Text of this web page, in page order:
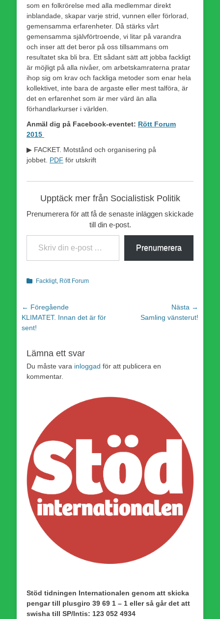
som en folkrörelse med alla medlemmar direkt
inblandade, skapar varje strid, vunnen eller förlorad,
gemensamma erfarenheter. Då stärks vårt
gemensamma självförtroende, vi litar på varandra
och inser att det beror på oss tillsammans om
resultatet ska bli bra. Ett sådant sätt att jobba fackligt
är möjligt på alla nivåer, om arbetskamraterna pratar
ihop sig om krav och fackliga metoder som enar hela
kollektivet, inte bara de argaste eller mest talföra, är
det en erfarenhet som är mer värd än alla
förhandlarkurser i världen.
Anmäl dig på Facebook-eventet: Rött Forum
2015
▶ FACKET. Motstånd och organisering på
jobbet. PDF för utskrift
Upptäck mer från Socialistisk Politik
Prenumerera för att få de senaste inläggen skickade
till din e-post.
Skriv din e-post …
Prenumerera
Kategorier
Fackligt, Rött Forum
Inläggsnavigering
← Föregående
Föregående
inlägg:
KLIMATET. Innan det är för
sent!
Nästa →
Samling vänsterut!
Lämna ett svar
Du måste vara inloggad för att publicera en
kommentar.
Stöd tidningen Internationalen genom att skicka
pengar till plusgiro 39 69 1 – 1 eller så går det att
swisha till SP/Intis: 123 052 4934